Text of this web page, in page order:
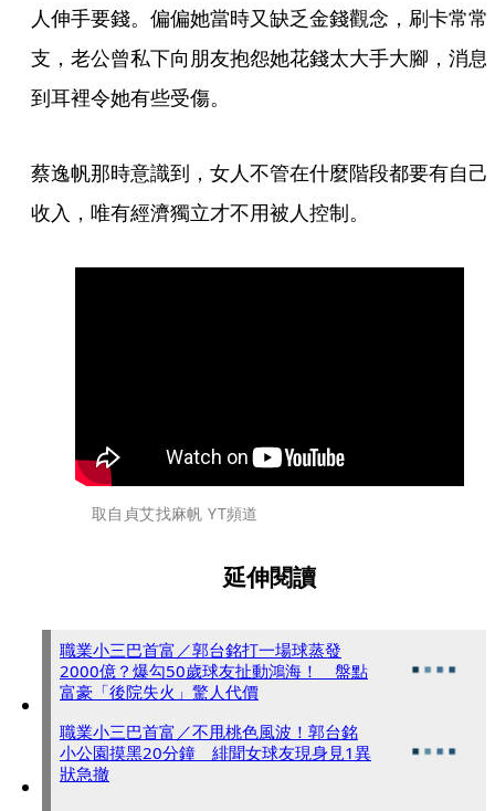
人伸手要錢。偏偏她當時又缺乏金錢觀念，刷卡常常
支，老公曾私下向朋友抱怨她花錢太大手大腳，消息
到耳裡令她有些受傷。
蔡逸帆那時意識到，女人不管在什麼階段都要有自己
收入，唯有經濟獨立才不用被人控制。
取自貞艾找麻帆 YT頻道
延伸閱讀
職業小三巴首富／郭台銘打一場球蒸發
2000億？爆勾50歲球友扯動鴻海！ 盤點
富豪「後院失火」驚人代價
職業小三巴首富／不甩桃色風波！郭台銘
小公園摸黑20分鐘 緋聞女球友現身見1異
狀急撤